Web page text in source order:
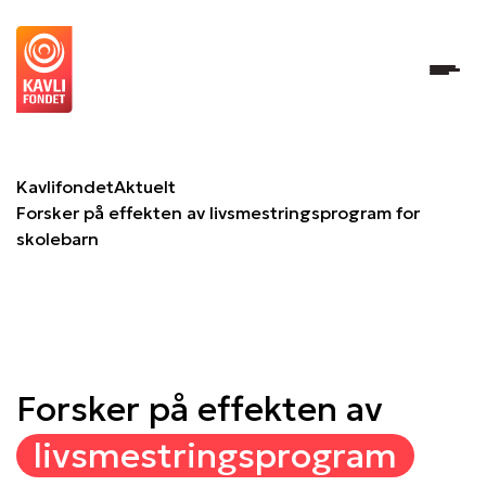
KavlifondetAktuelt
Forsker på effekten av livsmestringsprogram for
skolebarn
Forsker på effekten av
livsmestringsprogram